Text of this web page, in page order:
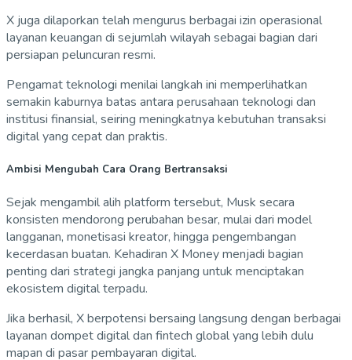
X juga dilaporkan telah mengurus berbagai izin operasional
layanan keuangan di sejumlah wilayah sebagai bagian dari
persiapan peluncuran resmi.
Pengamat teknologi menilai langkah ini memperlihatkan
semakin kaburnya batas antara perusahaan teknologi dan
institusi finansial, seiring meningkatnya kebutuhan transaksi
digital yang cepat dan praktis.
Ambisi Mengubah Cara Orang Bertransaksi
Sejak mengambil alih platform tersebut, Musk secara
konsisten mendorong perubahan besar, mulai dari model
langganan, monetisasi kreator, hingga pengembangan
kecerdasan buatan. Kehadiran X Money menjadi bagian
penting dari strategi jangka panjang untuk menciptakan
ekosistem digital terpadu.
Jika berhasil, X berpotensi bersaing langsung dengan berbagai
layanan dompet digital dan fintech global yang lebih dulu
mapan di pasar pembayaran digital.